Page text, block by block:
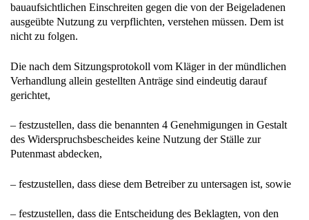
bauaufsichtlichen Einschreiten gegen die von der Beigeladenen
ausgeübte Nutzung zu verpflichten, verstehen müssen. Dem ist
nicht zu folgen.
Die nach dem Sitzungsprotokoll vom Kläger in der mündlichen
Verhandlung allein gestellten Anträge sind eindeutig darauf
gerichtet,
– festzustellen, dass die benannten 4 Genehmigungen in Gestalt
des Widerspruchsbescheides keine Nutzung der Ställe zur
Putenmast abdecken,
– festzustellen, dass diese dem Betreiber zu untersagen ist, sowie
– festzustellen, dass die Entscheidung des Beklagten, von den